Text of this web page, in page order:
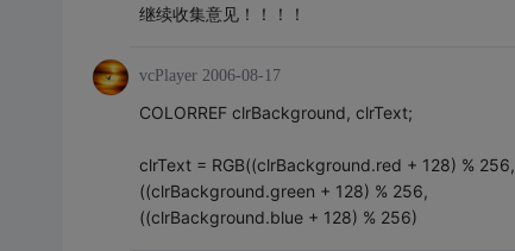
继续收集意见！！！！
vcPlayer 2006-08-17
COLORREF clrBackground, clrText;
clrText = RGB((clrBackground.red + 128) % 256,
((clrBackground.green + 128) % 256,
((clrBackground.blue + 128) % 256)